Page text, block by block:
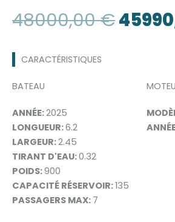
48000,00€Le
initial
était :
CARACTÉRISTIQUES
BATEAU
ANNÉE:2025
LONGUEUR:6.2
LARGEUR:2.45
TIRANT D'EAU:0.32
POIDS:900
CAPACITÉ RÉSERVOIR:135
PASSAGERS MAX: 7